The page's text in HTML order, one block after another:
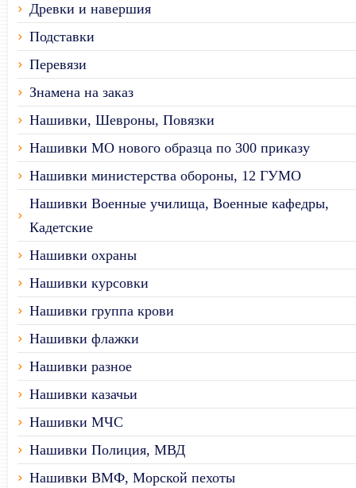
Древки и навершия
Подставки
Перевязи
Знамена на заказ
Нашивки, Шевроны, Повязки
Нашивки МО нового образца по 300 приказу
Нашивки министерства обороны, 12 ГУМО
Нашивки Военные училища, Военные кафедры,
Кадетские
Нашивки охраны
Нашивки курсовки
Нашивки группа крови
Нашивки флажки
Нашивки разное
Нашивки казачьи
Нашивки МЧС
Нашивки Полиция, МВД
Нашивки ВМФ, Морской пехоты